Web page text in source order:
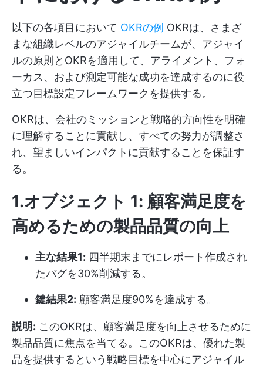
以下の各項目において OKRの例 OKRは、さまざ
まな組織レベルのアジャイルチームが、アジャイ
ルの原則とOKRを適用して、アライメント、フォ
ーカス、および測定可能な成功を達成するのに役
立つ目標設定フレームワークを提供する。
OKRは、会社のミッションと戦略的方向性を明確
に理解することに貢献し、すべての努力が調整さ
れ、望ましいインパクトに貢献することを保証す
る。
1.オブジェクト 1: 顧客満足度を
高めるための製品品質の向上
主な結果1: 四半期末までにレポート作成され
たバグを30%削減する。
鍵結果2: 顧客満足度90%を達成する。
説明: このOKRは、顧客満足度を向上させるために
製品品質に焦点を当てる。このOKRは、優れた製
品を提供するという戦略目標を中心にアジャイル